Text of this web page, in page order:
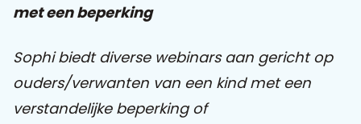
Clientdossier Wiki
met een beperking
Sophi biedt diverse webinars aan gericht op
ouders/verwanten van een kind met een
verstandelijke beperking of